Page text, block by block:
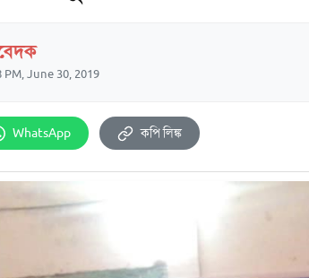
PM, June 30, 2019
WhatsApp কপি লিঙ্ক